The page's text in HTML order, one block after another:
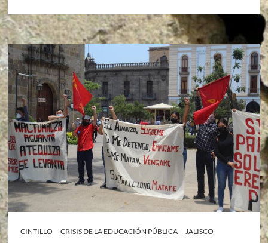
CINTILLO CRISIS DE LA EDUCACIÓN PÚBLICA
JALISCO